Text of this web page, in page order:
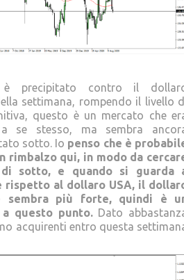
precipitato contro il
settimana, rompendo il livello
questo è un mercato che
se stesso, ma sembra
sotto. Io penso che è
rimbalzo qui, in modo da
sotto, e quando si guarda
rispetto al dollaro USA, il
sembra più forte, quindi è
questo punto. Dato
acquirenti entro questa